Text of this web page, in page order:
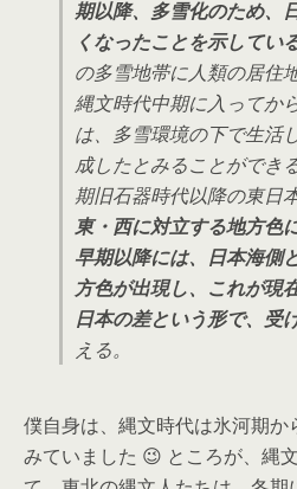
期以降、多雪化のため、
くなったことを示してい
の多雪地帯に人類の居住
縄文時代中期に入ってか
は、多雪環境の下で生活
成したとみることができ
期旧石器時代以降の東日
東・西に対立する地方色
早期以降には、日本海側
方色が出現し、これが現
日本の差という形で、受
える。
僕自身は、縄文時代は氷河期か
みていました 😉 ところが、縄